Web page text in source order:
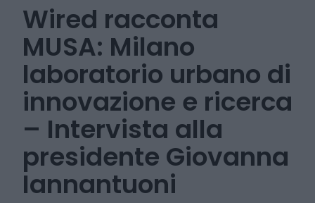
Wired racconta
MUSA: Milano
laboratorio urbano di
innovazione e ricerca
– Intervista alla
presidente Giovanna
Iannantuoni